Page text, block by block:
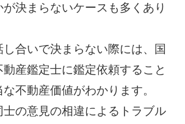
決まらないケースも多くあり
合いで決まらない際には、国
産鑑定士に鑑定依頼すること
不動産価値がわかります。
士の意見の相違によるトラブル